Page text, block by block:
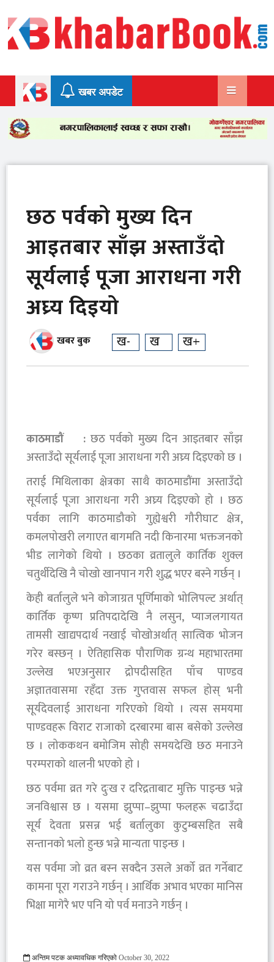
to
content
खबर अपडेट
छठ पर्वको मुख्य दिन
आइतबार साँझ अस्ताउँदो
सूर्यलाई पूजा आराधना गरी
अघ्र्य दिइयो
खबर बुक ख- ख ख+
काठमाडौं :छठ पर्वको मुख्य दिन आइतबार साँझ
अस्ताउँदो सूर्यलाई पूजा आराधना गरी अघ्र्य दिइएको छ ।
तराई मिथिलाका क्षेत्रका साथै काठमाडौंमा अस्ताउँदो
सूर्यलाई पूजा आराधना गरी अघ्र्य दिइएको हो । छठ
पर्वका लागि काठमाडौको गुह्येश्वरी गौरीघाट क्षेत्र,
कमलपोखरी लगाएत बागमति नदी किनारमा भक्तजनको
भीड लागेको थियो । छठका व्रतालुले कार्तिक शुक्ल
चतुर्थीदेखि नै चोखो खानपान गरी शुद्ध भएर बस्ने गर्छन् ।
केही बर्तालुले भने कोजाग्रत पूर्णिमाको भोलिपल्ट अर्थात्
कार्तिक कृष्ण प्रतिपदादेखि नै लसुन, प्याजलगायत
तामसी खाद्यपदार्थ नखाई चोखोअर्थात् सात्विक भोजन
गरेर बस्छन् । ऐतिहासिक पौराणिक ग्रन्थ महाभारतमा
उल्लेख भएअनुसार द्रोपदीसहित पाँच पाण्डव
अज्ञातवासमा रहँदा उक्त गुप्तवास सफल होस् भनी
सूर्यदेवलाई आराधना गरिएको थियो । त्यस समयमा
पाण्डवहरू विराट राजाको दरबारमा बास बसेको उल्लेख
छ । लोककथन बमोजिम सोही समयदेखि छठ मनाउने
परम्पराको थालनी भएको हो ।
छठ पर्वमा व्रत गरे दुःख र दरिद्रताबाट मुक्ति पाइन्छ भन्ने
जनविश्वास छ । यसमा झुप्पा–झुप्पा फलहरू चढाउँदा
सूर्य देवता प्रसन्न भई बर्तालुका कुटुम्बसहित सबै
सन्तानको भलो हुन्छ भन्ने मान्यता पाइन्छ ।
यस पर्वमा जो व्रत बस्न सक्दैन उसले अर्को व्रत गर्नेबाट
कामना पूरा गराउने गर्छन् । आर्थिक अभाव भएका मानिस
भिक्षा मागेरै भए पनि यो पर्व मनाउने गर्छन् ।
अन्तिम पटक अध्यावधिक गरिएको October 30, 2022